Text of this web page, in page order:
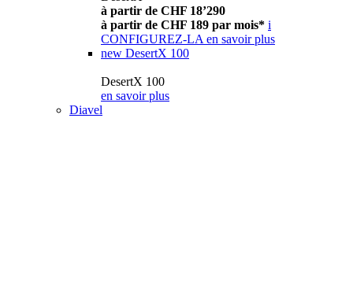
à partir de CHF 18’290
à partir de CHF 189 par mois* i
CONFIGUREZ-LA en savoir plus
new DesertX 100
DesertX 100
en savoir plus
Diavel